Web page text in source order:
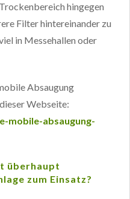
hingegen
Filter hintereinander zu
in Messehallen oder
Absaugung
Webseite:
mobile-absaugung-
überhaupt
zum Einsatz?